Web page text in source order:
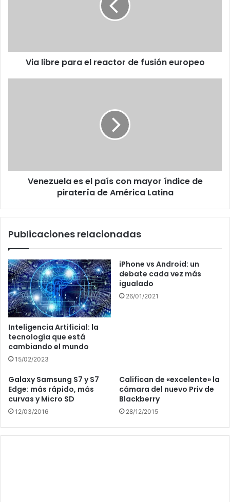
Via libre para el reactor de fusión europeo
piratería
Venezuela es el país con mayor índice de
piratería de América Latina
Publicaciones relacionadas
Inteligencia Artificial: la
tecnología que está
cambiando el mundo
15/02/2023
iPhone vs Android: un
debate cada vez más
igualado
26/01/2021
Galaxy Samsung S7 y S7
Edge: más rápido, más
curvas y Micro SD
12/03/2016
Califican de «excelente» la
cámara del nuevo Priv de
Blackberry
28/12/2015